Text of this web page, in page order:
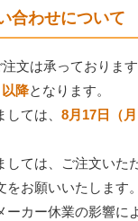
合わせについて
文は承っておりま
降となります。
ては、 8月17日（
しては、ご注文い
お願いいたします。
カー休業の影響に